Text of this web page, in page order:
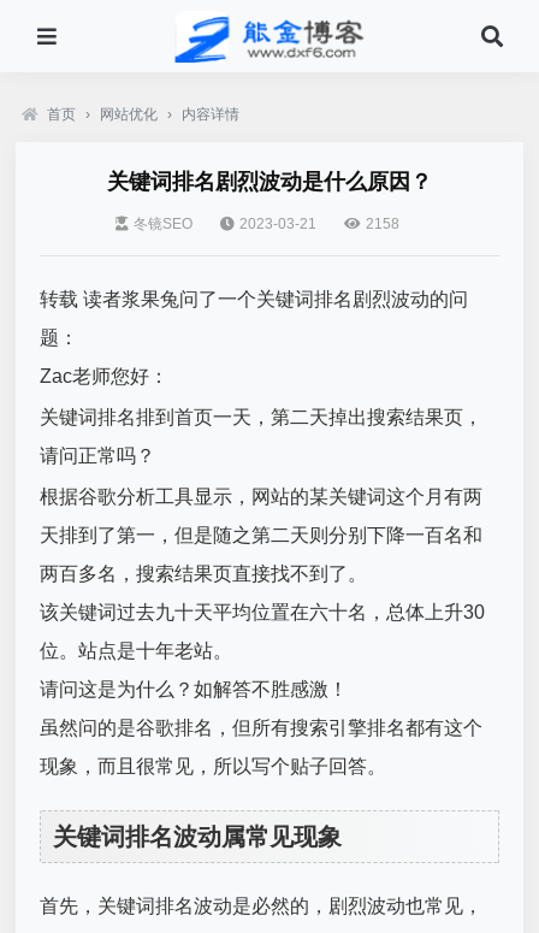
首页 › 网站优化 › 内容详情
关键词排名剧烈波动是什么原因？
冬镜SEO 2023-03-21 2158
转载 读者浆果兔问了一个关键词排名剧烈波动的问
题：
Zac老师您好：
关键词排名排到首页一天，第二天掉出搜索结果页，
请问正常吗？
根据谷歌分析工具显示，网站的某关键词这个月有两
天排到了第一，但是随之第二天则分别下降一百名和
两百多名，搜索结果页直接找不到了。
该关键词过去九十天平均位置在六十名，总体上升30
位。站点是十年老站。
请问这是为什么？如解答不胜感激！
虽然问的是谷歌排名，但所有搜索引擎排名都有这个
现象，而且很常见，所以写个贴子回答。
关键词排名波动属常见现象
首先，关键词排名波动是必然的，剧烈波动也常见，